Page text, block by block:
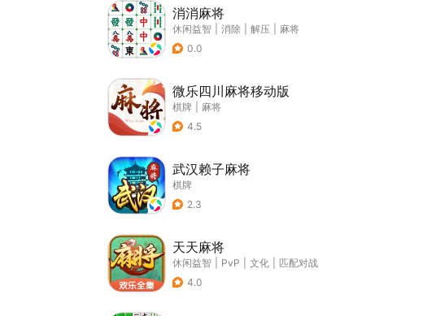
消消麻将
休闲益智 消除 解压
麻将
0.0
微乐四川麻将移动版
棋牌
麻将
4.5
武汉赖子麻将
棋牌
2.3
天天麻将
休闲益智 PvP 文化
匹配对战
4.0